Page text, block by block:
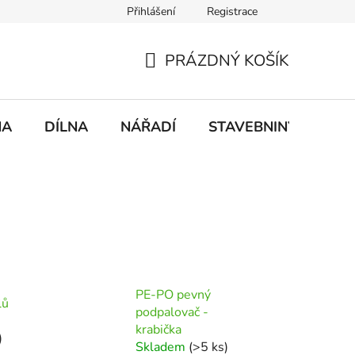
Doprava a platbaPřihlášení Registrace
KOŠÍK
PRÁZDNÝ KOŠÍK
DÍLNA NÁŘADÍ STAVEBNINY
PE-PO pevný
podpalovač -
krabička
Skladem (>5 ks)